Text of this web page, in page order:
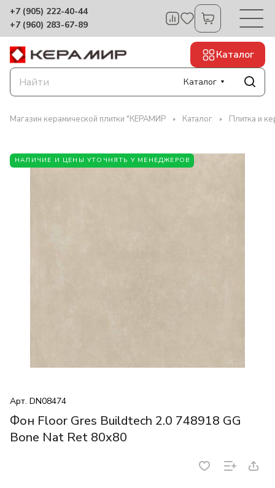
+7 (905) 222-40-44
+7 (960) 283-67-89
Каталог
Каталог
Магазин керамической плитки "КЕРАМИР Каталог Плитка и
НАЛИЧИЕ И ЦЕНЫ УТОЧНЯТЬ У МЕНЕДЖЕРОВ
Арт. DN08474
Фон Floor Gres Buildtech 2.0 748918 GG
Bone Nat Ret 80x80